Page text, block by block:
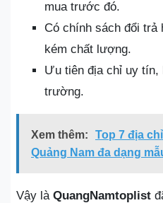
mua trước đó.
Có chính sách đổi trả
kém chất lượng.
Ưu tiên địa chỉ uy tín,
trường.
Xem thêm:
Top 7 địa
Quảng Nam đa dạng
Vậy là QuangNamtoplist